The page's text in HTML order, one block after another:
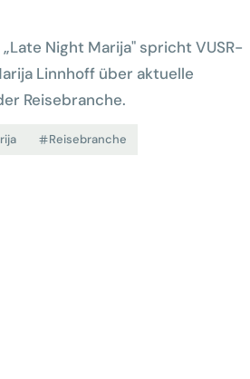
„Late Night Marija" spricht VUSR-
Linnhoff über aktuelle
Reisebranche.
Reisebranche